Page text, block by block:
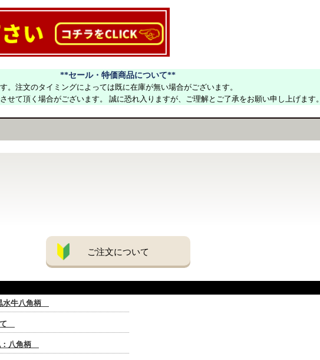
**セール・特価商品について**
。注文のタイミングによっては既に在庫が無い場合がございます。
せて頂く場合がございます。 誠に恐れ入りますが、ご理解とご了承をお願い申し上げます。
ご注文について